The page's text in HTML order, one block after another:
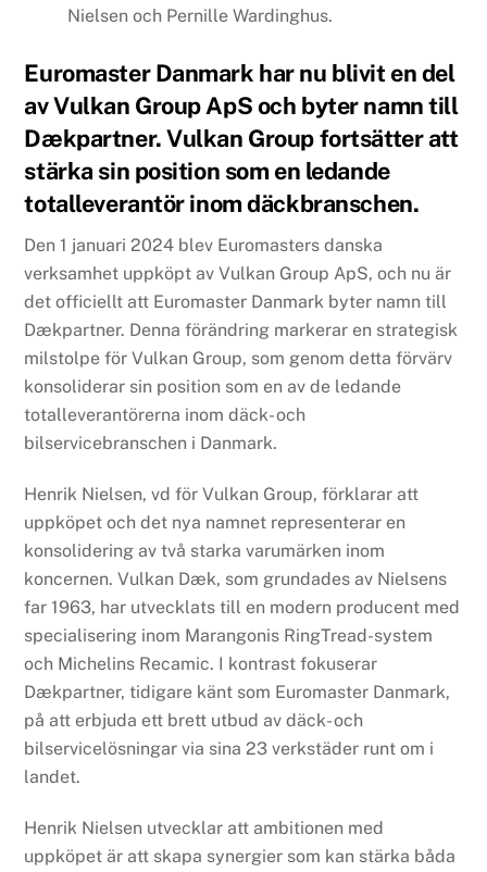
Nielsen och Pernille Wardinghus.
Euromaster Danmark har nu blivit en del
av Vulkan Group ApS och byter namn till
Dækpartner. Vulkan Group fortsätter att
stärka sin position som en ledande
totalleverantör inom däckbranschen.
Den 1 januari 2024 blev Euromasters danska
verksamhet uppköpt av Vulkan Group ApS, och nu är
det officiellt att Euromaster Danmark byter namn till
Dækpartner. Denna förändring markerar en strategisk
milstolpe för Vulkan Group, som genom detta förvärv
konsoliderar sin position som en av de ledande
totalleverantörerna inom däck- och
bilservicebranschen i Danmark.
Henrik Nielsen, vd för Vulkan Group, förklarar att
uppköpet och det nya namnet representerar en
konsolidering av två starka varumärken inom
koncernen. Vulkan Dæk, som grundades av Nielsens
far 1963, har utvecklats till en modern producent med
specialisering inom Marangonis RingTread-system
och Michelins Recamic. I kontrast fokuserar
Dækpartner, tidigare känt som Euromaster Danmark,
på att erbjuda ett brett utbud av däck- och
bilservicelösningar via sina 23 verkstäder runt om i
landet.
Henrik Nielsen utvecklar att ambitionen med
uppköpet är att skapa synergier som kan stärka båda